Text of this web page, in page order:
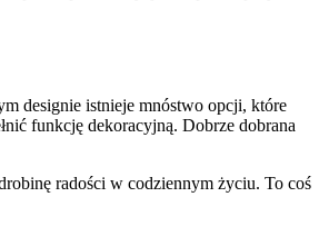
designie istnieje mnóstwo opcji, które
funkcję dekoracyjną. Dobrze dobrana
radości w codziennym życiu. To coś